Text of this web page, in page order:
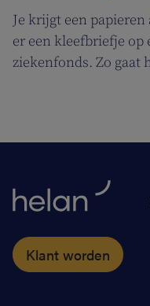
Je krijgt een
er een kleefbriefje
ziekenfonds. Zo gaat
maakt.
Klant worden